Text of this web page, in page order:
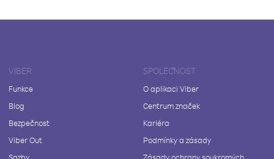
VIBER
Funkce
Blog
Bezpečnost
Viber Out
SPOLEČNOST
O aplikaci Viber
Centrum značek
Kariéra
Podmínky a zásady